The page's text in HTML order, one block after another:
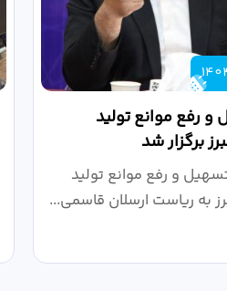
رفع موانع تولید
برگزار شد
و رفع موانع تولید
به ریاست ارسلان قاسمی...